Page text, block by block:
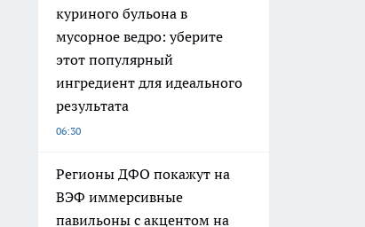
куриного бульона в
мусорное ведро: уберите
этот популярный
ингредиент для идеального
результата
06:30
Регионы ДФО покажут на
ВЭФ иммерсивные
павильоны с акцентом на